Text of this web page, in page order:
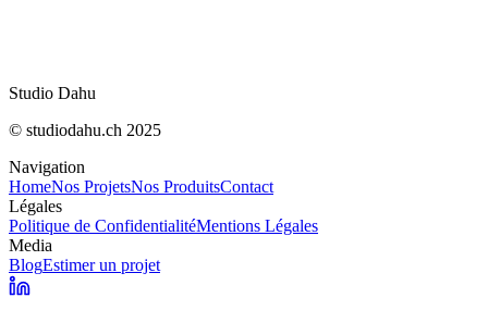
Studio Dahu
© studiodahu.ch 2025
Navigation
HomeNos ProjetsNos ProduitsContact
Légales
Politique de ConfidentialitéMentions Légales
Media
BlogEstimer un projet